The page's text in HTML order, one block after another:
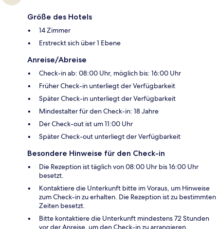
Größe des Hotels
14 Zimmer
Erstreckt sich über 1 Ebene
Anreise/Abreise
Check-in ab: 08:00 Uhr, möglich bis: 16:00 Uhr
Früher Check-in unterliegt der Verfügbarkeit
Später Check-in unterliegt der Verfügbarkeit
Mindestalter für den Check-in: 18 Jahre
Der Check-out ist um 11:00 Uhr
Später Check-out unterliegt der Verfügbarkeit
Besondere Hinweise für den Check-in
Die Rezeption ist täglich von 08:00 Uhr bis 16:00 Uhr
besetzt.
Kontaktiere die Unterkunft bitte im Voraus, um Hinweise
zum Check-in zu erhalten. Die Rezeption ist zu bestimmten
Zeiten besetzt.
Bitte kontaktiere die Unterkunft mindestens 72 Stunden
vor der Anreise, um den Check-in zu arrangieren.